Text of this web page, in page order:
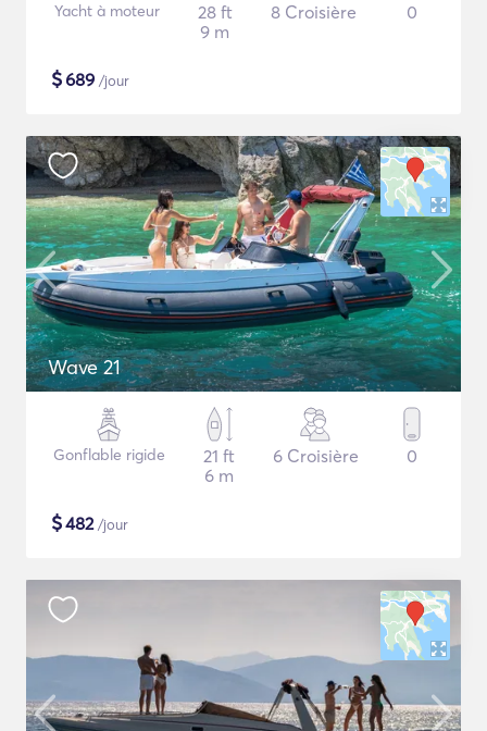
Yacht à moteur
28 ft
9 m
8 Croisière 0
$689 /jour
Wave 21
Gonflable rigide
21 ft
6 m
6 Croisière 0
$482/jour